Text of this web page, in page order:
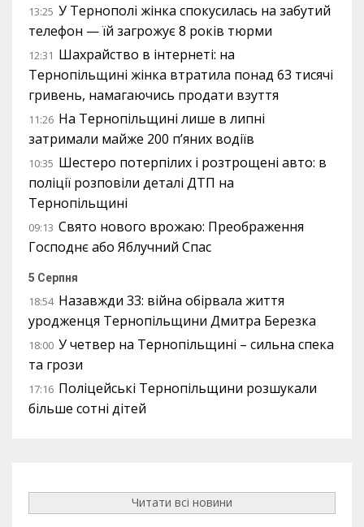
13:25 У Тернополі жінка спокусилась на забутий
телефон — їй загрожує 8 років тюрми
12:31 Шахрайство в інтернеті: на
Тернопільщині жінка втратила понад 63 тисячі
гривень, намагаючись продати взуття
11:26 На Тернопільщині лише в липні
затримали майже 200 п’яних водіїв
10:35 Шестеро потерпілих і розтрощені авто: в
поліції розповіли деталі ДТП на
Тернопільщині
09:13 Свято нового врожаю: Преображення
Господнє або Яблучний Спас
5 Серпня
18:54 Назавжди 33: війна обірвала життя
уродженця Тернопільщини Дмитра Березка
18:00 У четвер на Тернопільщині – сильна спека
та грози
17:16 Поліцейські Тернопільщини розшукали
більше сотні дітей
Читати всі новини